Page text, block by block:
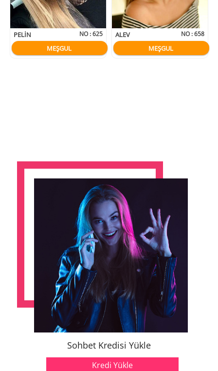
PELIN NO :625
MEŞGUL
ALEV NO :658
MEŞGUL
Sohbet Kredisi Yükle
Kredi Yükle